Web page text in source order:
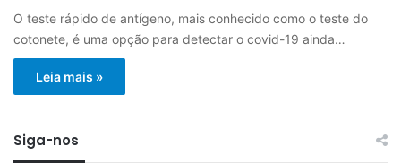
O teste rápido de antígeno, mais conhecido como o teste do
cotonete, é uma opção para detectar o covid-19 ainda…
Leia mais »
Siga-nos